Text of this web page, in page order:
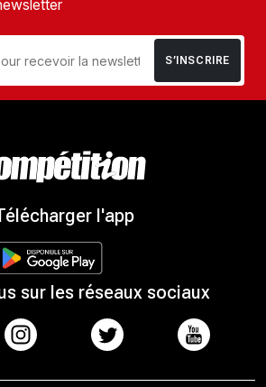
S’INSCRIRE
l'app
sur les réseaux sociaux